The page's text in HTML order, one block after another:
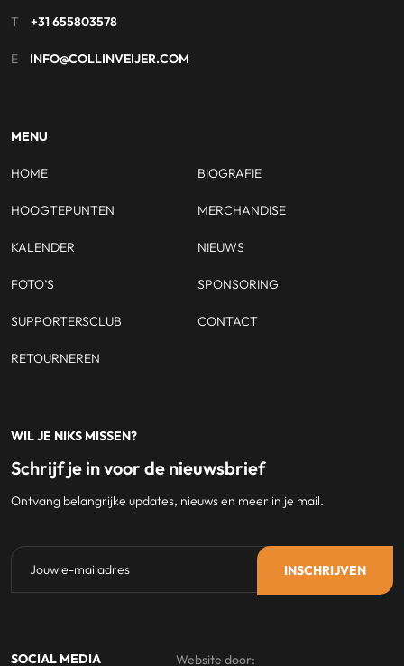
T +31 655803578
E INFO@COLLINVEIJER.COM
MENU
HOME BIOGRAFIE
HOOGTEPUNTEN MERCHANDISE
KALENDER NIEUWS
FOTO’S SPONSORING
SUPPORTERSCLUB CONTACT
RETOURNEREN
WIL JE NIKS MISSEN?
Schrijf je in voor de nieuwsbrief
Ontvang belangrijke updates, nieuws en meer in je mail.
SOCIAL MEDIA Website door: